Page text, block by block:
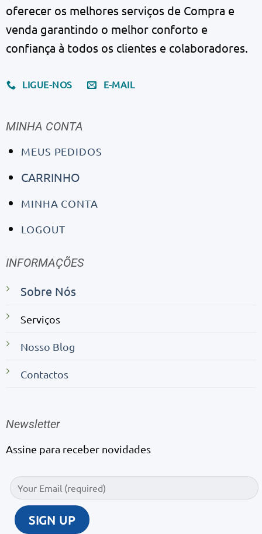
oferecer os melhores serviços de Compra e
venda garantindo o melhor conforto e
confiança à todos os clientes e colaboradores.
LIGUE-NOS E-MAIL
MINHA CONTA
MEUS PEDIDOS
CARRINHO
MINHA CONTA
LOGOUT
INFORMAÇÕES
Sobre Nós
Serviços
Nosso Blog
Contactos
Newsletter
Assine para receber novidades